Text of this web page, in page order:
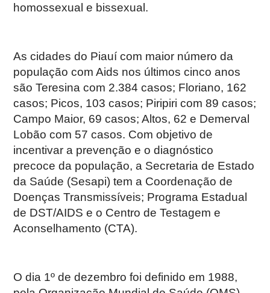
homossexual e bissexual.
As cidades do Piauí com maior número da
população com Aids nos últimos cinco anos
são Teresina com 2.384 casos; Floriano, 162
casos; Picos, 103 casos; Piripiri com 89 casos;
Campo Maior, 69 casos; Altos, 62 e Demerval
Lobão com 57 casos. Com objetivo de
incentivar a prevenção e o diagnóstico
precoce da população, a Secretaria de Estado
da Saúde (Sesapi) tem a Coordenação de
Doenças Transmissíveis; Programa Estadual
de DST/AIDS e o Centro de Testagem e
Aconselhamento (CTA).
O dia 1º de dezembro foi definido em 1988,